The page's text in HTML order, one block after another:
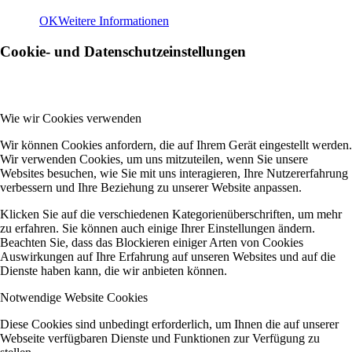
OKWeitere Informationen
Cookie- und Datenschutzeinstellungen
Wie wir Cookies verwenden
Wir können Cookies anfordern, die auf Ihrem Gerät eingestellt werden.
Wir verwenden Cookies, um uns mitzuteilen, wenn Sie unsere
Websites besuchen, wie Sie mit uns interagieren, Ihre Nutzererfahrung
verbessern und Ihre Beziehung zu unserer Website anpassen.
Klicken Sie auf die verschiedenen Kategorienüberschriften, um mehr
zu erfahren. Sie können auch einige Ihrer Einstellungen ändern.
Beachten Sie, dass das Blockieren einiger Arten von Cookies
Auswirkungen auf Ihre Erfahrung auf unseren Websites und auf die
Dienste haben kann, die wir anbieten können.
Notwendige Website Cookies
Diese Cookies sind unbedingt erforderlich, um Ihnen die auf unserer
Webseite verfügbaren Dienste und Funktionen zur Verfügung zu